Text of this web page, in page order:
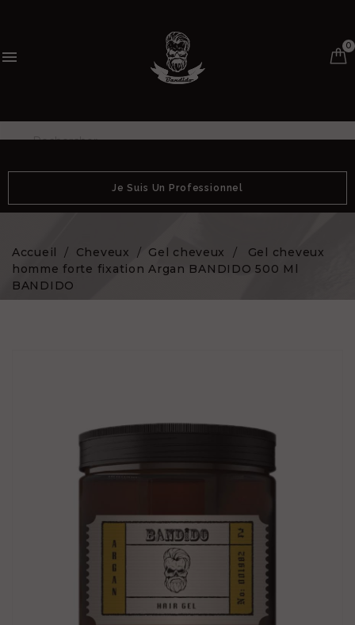

0
Je Suis Un Professionnel
Accueil Cheveux Gel cheveux
Gel cheveux
homme forte fixation Argan BANDIDO 500 Ml
BANDIDO